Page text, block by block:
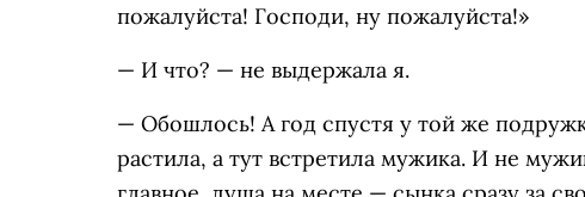
пожалуйста! Господи, ну пожалуйста!»
— И что? — не выдержала я.
— Обошлось! А год спустя у той же
растила, а тут встретила мужика. И не